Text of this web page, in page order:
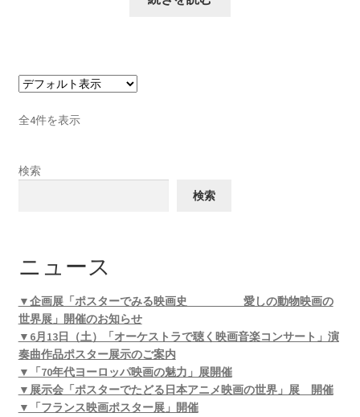
全4件を表示
検索
検索
ニュース
▼企画展「ポスターでみる映画史 愛しの動物映画の
世界展」開催のお知らせ
▼6月13日（土）「オーケストラで聴く映画音楽コンサート」演
奏曲作品ポスター展示のご案内
▼「70年代ヨーロッパ映画の魅力」展開催
▼展示会「ポスターでたどる日本アニメ映画の世界」展 開催
▼「フランス映画ポスター展」開催